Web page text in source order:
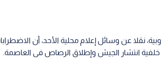
نقلا عن وسائل إعلام محلية الأحد، أن
خلفية انتشار الجيش وإطلاق الرصاص فى العاصمة.